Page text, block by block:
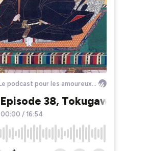
Tsukimi - Le podcast pour les amoureux du Japon
Episode 38, Tokugawa
00:00 / 16:54